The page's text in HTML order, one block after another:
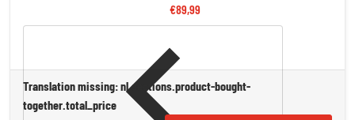
€89,99
Translation missing: nl.sections.product-bought-
together.total_price